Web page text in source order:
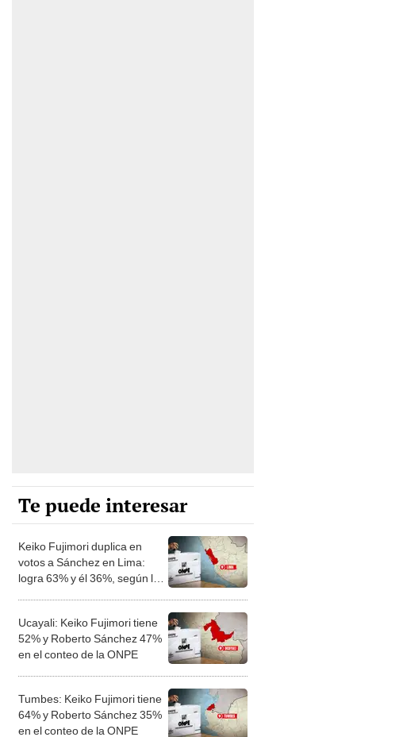
Te puede interesar
Keiko Fujimori duplica en
votos a Sánchez en Lima:
logra 63% y él 36%, según la
Ucayali: Keiko Fujimori tiene
52% y Roberto Sánchez 47%
en el conteo de la ONPE
Tumbes: Keiko Fujimori tiene
64% y Roberto Sánchez 35%
en el conteo de la ONPE